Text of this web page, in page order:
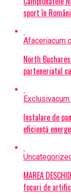
sport în
Afaceriacum
North
parteneriatul
Exclusiv
Instalare de
eficiență
MAREA
focuri de